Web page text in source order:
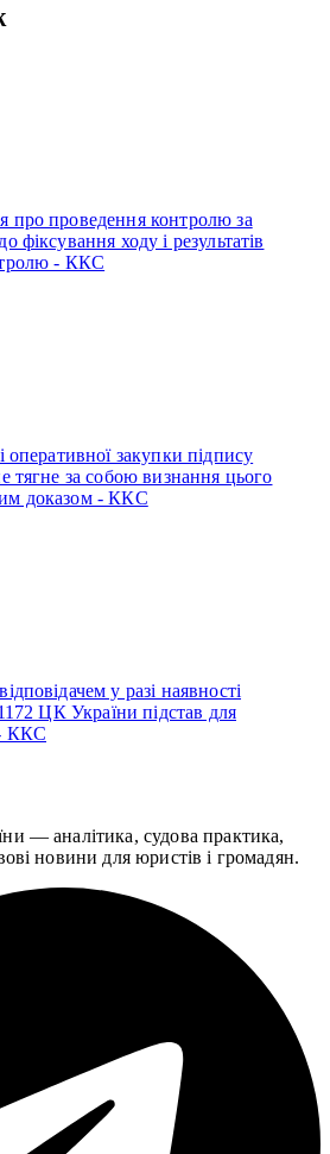
проведення контролю за
фіксування ходу і результатів
- ККС
оперативної закупки підпису
тягне за собою визнання цього
доказом - ККС
у разі наявності
ЦК України підстав для
ККС
— аналітика, судова практика,
новини для юристів і громадян.